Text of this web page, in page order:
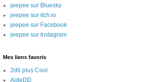
jeepee sur Bluesky
jeepee sur itch.io
jeepee sur Facebook
jeepee sur Instagram
Mes liens favoris
2d6 plus Cool
AideDD